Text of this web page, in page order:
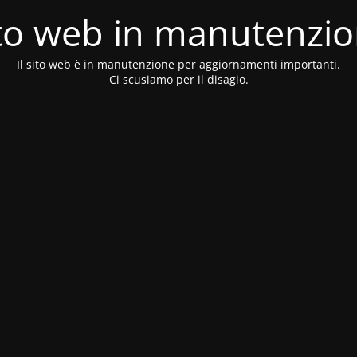
web in
Il sito web è in manutenzione per aggiornamenti importanti.
Ci scusiamo per il disagio.